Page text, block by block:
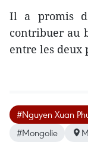
Il a promis
contribuer au
entre les deux
#Nguyen Xuan
#Mongolie